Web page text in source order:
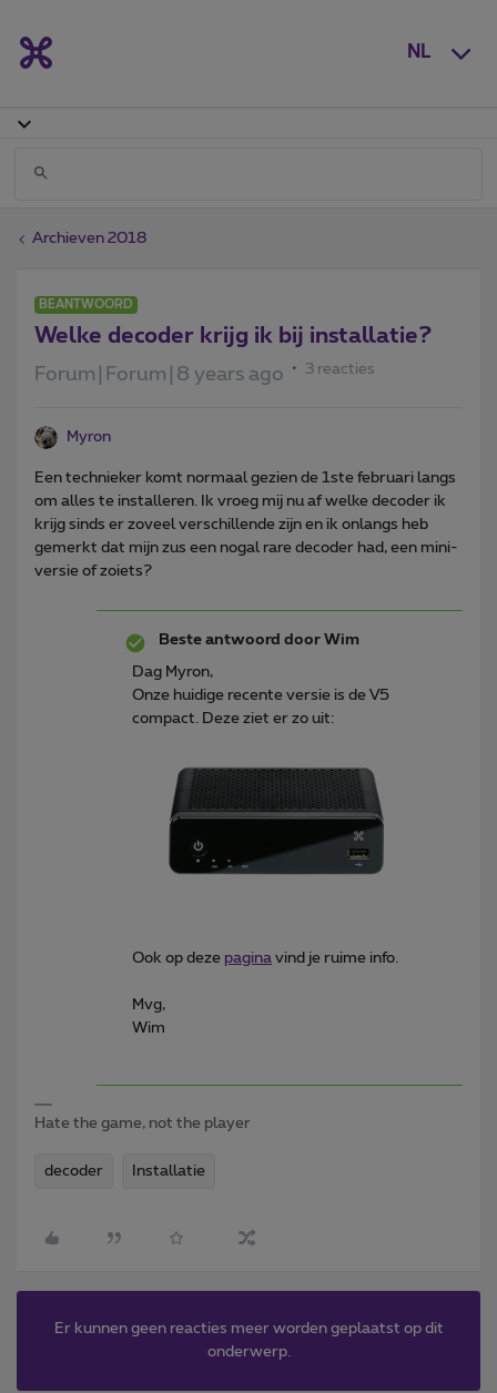
NL
Archieven 2018
BEANTWOORD
Welke decoder krijg ik bij installatie?
Forum|Forum|8 years ago 3 reacties
Myron
Een technieker komt normaal gezien de 1ste februari langs
om alles te installeren. Ik vroeg mij nu af welke decoder ik
krijg sinds er zoveel verschillende zijn en ik onlangs heb
gemerkt dat mijn zus een nogal rare decoder had, een mini-
versie of zoiets?
Beste antwoord door Wim
Dag Myron,
Onze huidige recente versie is de V5
compact. Deze ziet er zo uit:
Ook op deze pagina vind je ruime info.
Mvg,
Wim
Hate the game, not the player
decoder Installatie
Er kunnen geen reacties meer worden geplaatst op dit
onderwerp.